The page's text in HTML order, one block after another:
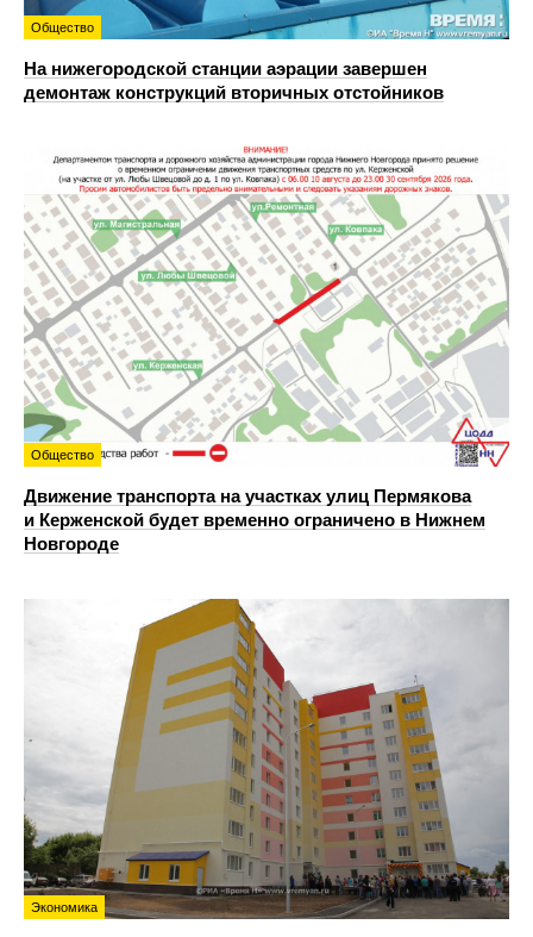
Общество
На нижегородской станции аэрации завершен
демонтаж конструкций вторичных отстойников
Общество
Движение транспорта на участках улиц Пермякова
и Керженской будет временно ограничено в Нижнем
Новгороде
Экономика